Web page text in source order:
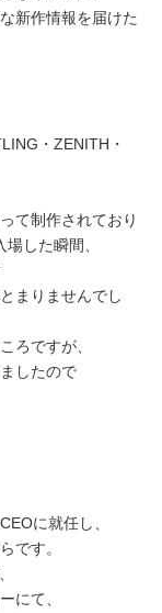
新作情報を届けた
・ZENITH・
て制作されており
した瞬間、
まりませんでし
ろですが、
したので
に就任し、
です。
にて、